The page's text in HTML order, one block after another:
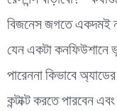
বিজনেস জগতে একদমই
যেন একটা কনফিউশানে
পারেননা কিভাবে
কন্টাক্ট করতে পারবেন